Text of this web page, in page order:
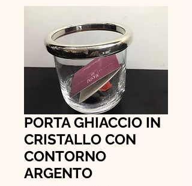
PORTA GHIACCIO IN
CRISTALLO CON
CONTORNO
ARGENTO